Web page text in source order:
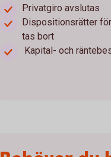
Privatgiro avslutas
Dispositionsrätter
tas bort
Kapital- och